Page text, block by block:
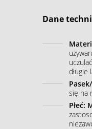
Dane
długie
się na
Płeć: